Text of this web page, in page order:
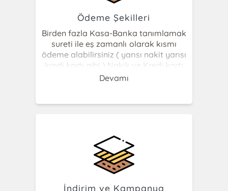
Ödeme Şekilleri
Birden fazla Kasa-Banka tanımlamak
sureti ile eş zamanlı olarak kısmı
ödeme alabilirsiniz ( yarısı nakit yarısı
kredi kartı gibi ) Nakik ve Kredi kartı
ile ödeme haricinde tanımlayacağınız
Devamı
İndirim ve Kampanya